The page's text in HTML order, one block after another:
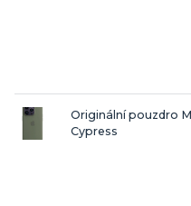
Originální pouzdro
Cypress